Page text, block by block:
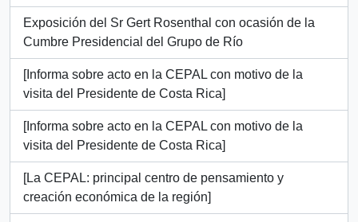
Exposición del Sr Gert Rosenthal con ocasión de la
Cumbre Presidencial del Grupo de Río
[Informa sobre acto en la CEPAL con motivo de la
visita del Presidente de Costa Rica]
[Informa sobre acto en la CEPAL con motivo de la
visita del Presidente de Costa Rica]
[La CEPAL: principal centro de pensamiento y
creación económica de la región]